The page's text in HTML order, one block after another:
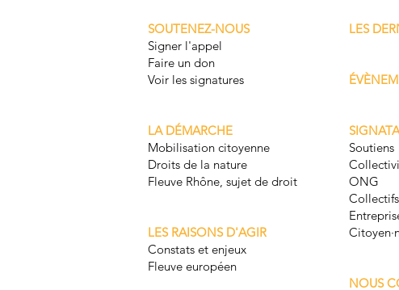
SOUTENEZ-NOUS
Signer l'appel
Faire un don
Voir les signatures
LA DÉMARCHE
Mobilisation citoyenne
Droits de la nature
Fleuve Rhône, sujet de droit
LES RAISONS D'AGIR
Constats et enjeux
Fleuve européen
LES
Soutiens
ONG
NOUS